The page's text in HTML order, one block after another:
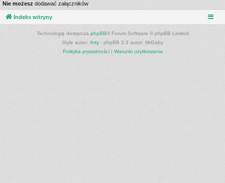
Nie możesz dodawać załączników
Indeks witryny
Technologię dostarcza phpBB® Forum Software © phpBB Limited
Style autor: Arty - phpBB 3.3 autor: MrGaby
Polityka prywatności| Warunki użytkowania